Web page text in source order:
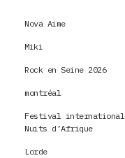
Nova Aime
Miki
Rock en Seine 2026
montréal
Festival international
Nuits d’Afrique
Lorde